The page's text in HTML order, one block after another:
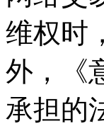
维权时
外，《
承担的